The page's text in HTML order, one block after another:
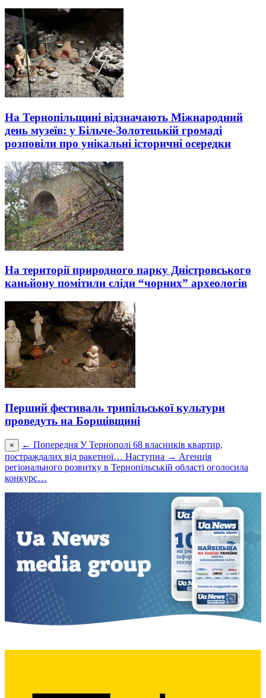
На Тернопільщині відзначають Міжнародний
день музеїв: у Більче-Золотецькій громаді
розповіли про унікальні історичні осередки
На території природного парку Дністровського
каньйону помітили сліди “чорних” археологів
Перший фестиваль трипільської культури
проведуть на Борщівщині
× ← Попередня У Тернополі 68 власників квартир,
постраждалих від ракетної… Наступна → Агенція
регіонального розвитку в Тернопільській області оголосила
конкурс…